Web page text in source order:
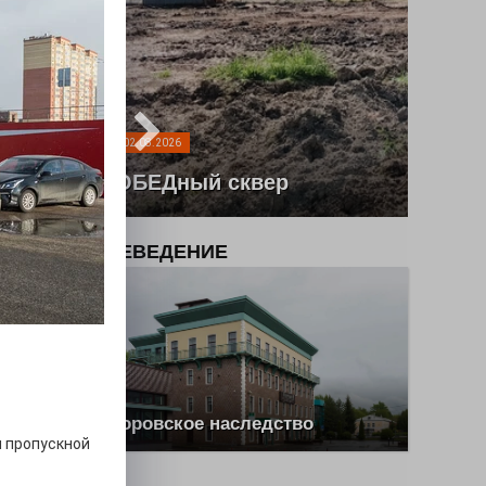
02.08.2026
ПОБЕДный сквер
КРАЕВЕДЕНИЕ
Второвское наследство